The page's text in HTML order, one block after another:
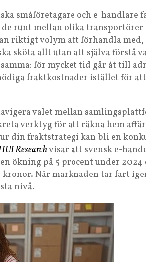
småföretagare och e-handlare
runt mellan olika transportörer
riktigt volym att förhandla med,
sköta allt utan att själva förstå
för mycket tid går åt till
fraktkostnader istället för
valet mellan
verktyg för att räkna hem
din fraktstrategi kan bli en
Researchvisar att svensk e-
ökning på 5 procent under 2024
När marknaden tar fart
nivå.